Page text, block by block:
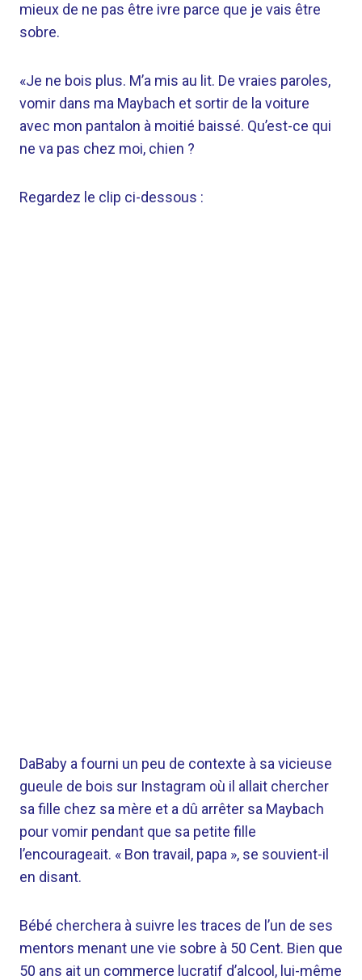
mieux de ne pas être ivre parce que je vais être
sobre.
«Je ne bois plus. M’a mis au lit. De vraies paroles,
vomir dans ma Maybach et sortir de la voiture
avec mon pantalon à moitié baissé. Qu’est-ce qui
ne va pas chez moi, chien ?
Regardez le clip ci-dessous :
DaBaby a fourni un peu de contexte à sa vicieuse
gueule de bois sur Instagram où il allait chercher
sa fille chez sa mère et a dû arrêter sa Maybach
pour vomir pendant que sa petite fille
l’encourageait. « Bon travail, papa », se souvient-il
en disant.
Bébé cherchera à suivre les traces de l’un de ses
mentors menant une vie sobre à 50 Cent. Bien que
50 ans ait un commerce lucratif d’alcool, lui-même